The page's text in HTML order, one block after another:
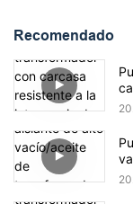
Recomendado